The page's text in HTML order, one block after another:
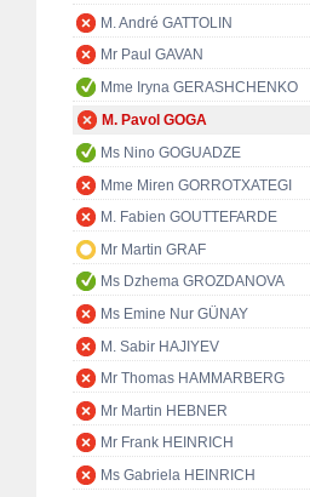
M. André GATTOLIN
Mr Paul GAVAN
Mme Iryna GERASHCHENKO
M. Pavol GOGA
Ms Nino GOGUADZE
Mme Miren GORROTXATEGI
M. Fabien GOUTTEFARDE
Mr Martin GRAF
Ms Dzhema GROZDANOVA
Ms Emine Nur GÜNAY
M. Sabir HAJIYEV
Mr Thomas HAMMARBERG
Mr Martin HEBNER
Mr Frank HEINRICH
Ms Gabriela HEINRICH